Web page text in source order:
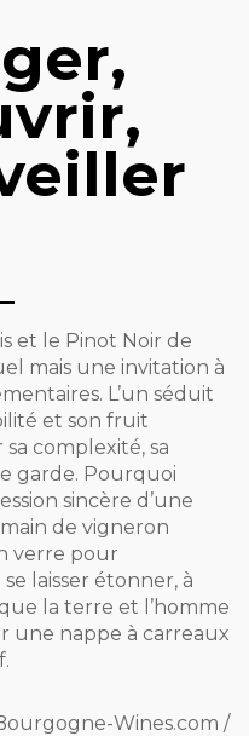
et le Pinot Noir de
mais une invitation à
L’un séduit
et son fruit
complexité, sa
garde. Pourquoi
sincère d’une
de vigneron
verre pour
laisser étonner, à
la terre et l’homme
une nappe à carreaux
Wines.com /